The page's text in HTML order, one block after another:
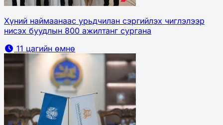
Хүний наймаанаас урьдчилан сэргийлэх чиглэлээр
нисэх буудлын 800 ажилтанг сургана
11 цагийн өмнө